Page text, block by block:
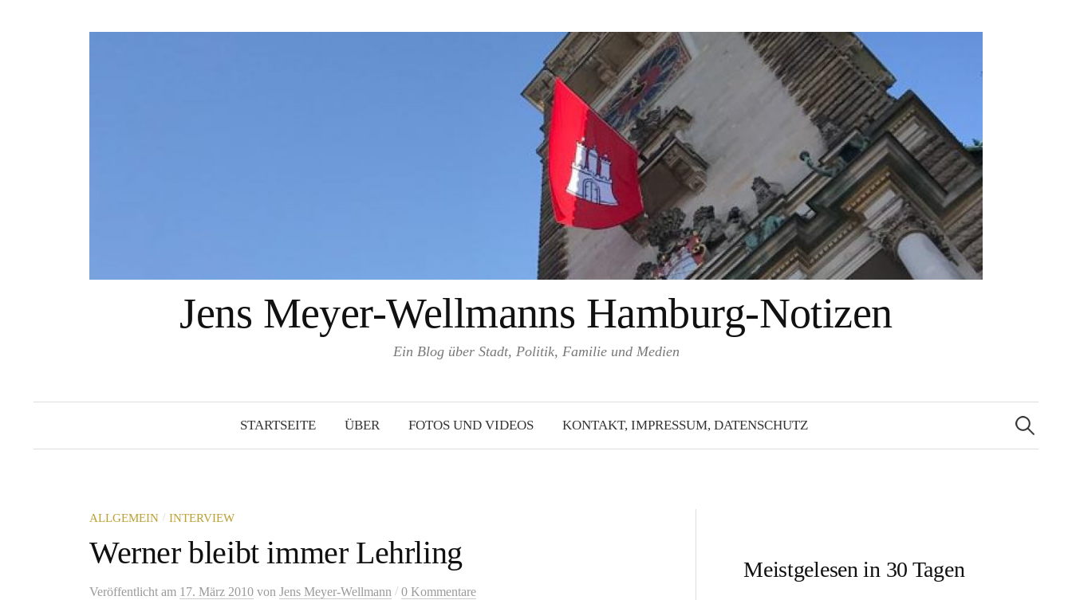
Jens Meyer-Wellmanns Hamburg-Notizen
Ein Blog über Stadt, Politik, Familie und Medien
STARTSEITE ÜBER FOTOS UND VIDEOS KONTAKT, IMPRESSUM, DATENSCHUTZ
Suchen
nach:
ALLGEMEIN / INTERVIEW
Werner bleibt immer Lehrling
Veröffentlicht am 17. März 2010 von Jens Meyer-Wellmann / 0 Kommentare
Meistgelesen in 30 Tagen